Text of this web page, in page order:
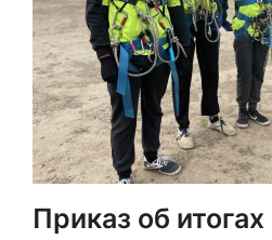
Приказ об итогах